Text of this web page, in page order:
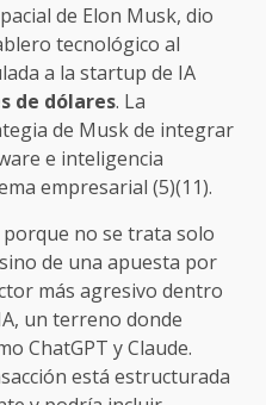
de Elon Musk, dio
tecnológico al
a la startup de IA
de dólares. La
de Musk de integrar
e inteligencia
empresarial (5)(11).
no se trata solo
de una apuesta por
más agresivo dentro
un terreno donde
ChatGPT y Claude.
está estructurada